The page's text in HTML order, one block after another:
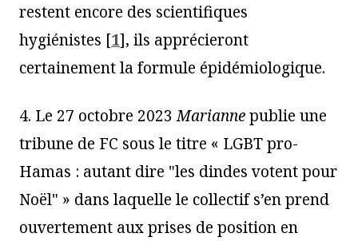
restent encore des scientifiques
hygiénistes [1], ils apprécieront
certainement la formule épidémiologique.
4. Le 27 octobre 2023Mariannepublie une
tribune de FC sous le titre « LGBT pro-
Hamas : autant dire "les dindes votent pour
Noël" » dans laquelle le collectif s’en prend
ouvertement aux prises de position en